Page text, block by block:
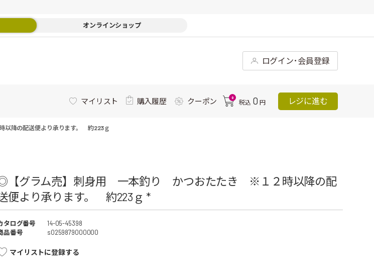
オンラインショップ
ログイン･会員登録
マイリスト 購入履歴 クーポン 0
税込 0 円 レジに進む
降の配送便より承ります。 約223ｇ
【グラム売】刺身用 一本釣り かつおたたき ※１２時以降の配
便より承ります。 約223ｇ *
タログ番号
14-05-45398
品番号
s0259879000000
マイリストに登録する